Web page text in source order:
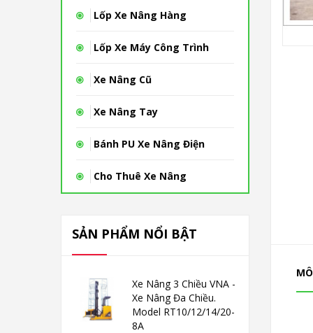
Lốp Xe Nâng Hàng
Lốp Xe Máy Công Trình
Xe Nâng Cũ
Xe Nâng Tay
Bánh PU Xe Nâng Điện
Cho Thuê Xe Nâng
SẢN PHẨM NỔI BẬT
Xe Nâng 3 Chiều VNA -
Xe Nâng Đa Chiều.
Model RT10/12/14/20-
8A